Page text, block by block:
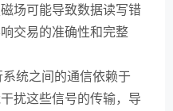
场可能导致数据读写错
交易的准确性和完整
统之间的通信依赖于
扰这些信号的传输，导